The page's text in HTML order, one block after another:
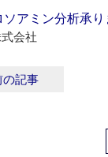
ソアミン分析承
会社
の記事